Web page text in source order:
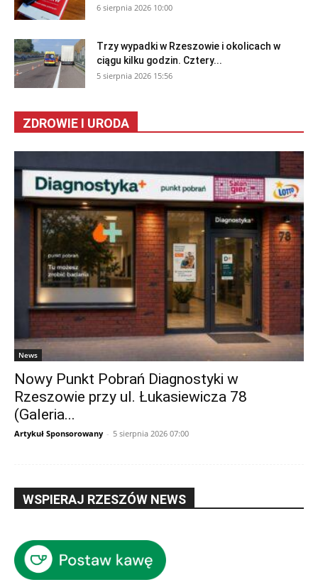
6 sierpnia 2026 10:00
Trzy wypadki w Rzeszowie i okolicach w
ciągu kilku godzin. Cztery...
5 sierpnia 2026 15:56
ZDROWIE I URODA
News
Nowy Punkt Pobrań Diagnostyki w
Rzeszowie przy ul. Łukasiewicza 78
(Galeria...
Artykuł Sponsorowany - 5 sierpnia 2026 07:00
WSPIERAJ RZESZÓW NEWS